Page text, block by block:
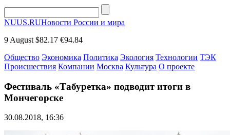
NUUS.RUНовости России и мира
9 August $82.17 €94.84
Общество Экономика Политика Экология Технологии ТЭК
Происшествия Компании Москва Культура О проекте
Фестиваль «Табуретка» подводит итоги в
Мончегорске
30.08.2018, 16:36